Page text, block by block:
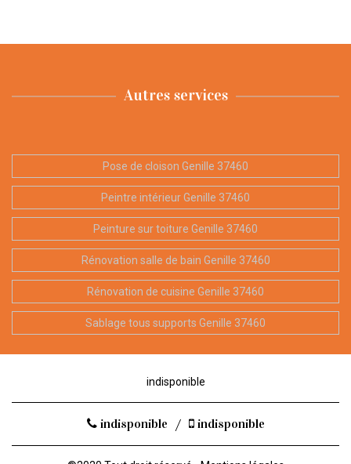
Autres services
Pose de cloison Genille 37460
Peintre intérieur Genille 37460
Peinture sur toiture Genille 37460
Rénovation salle de bain Genille 37460
Rénovation de cuisine Genille 37460
Sablage tous supports Genille 37460
indisponible
indisponible / indisponible